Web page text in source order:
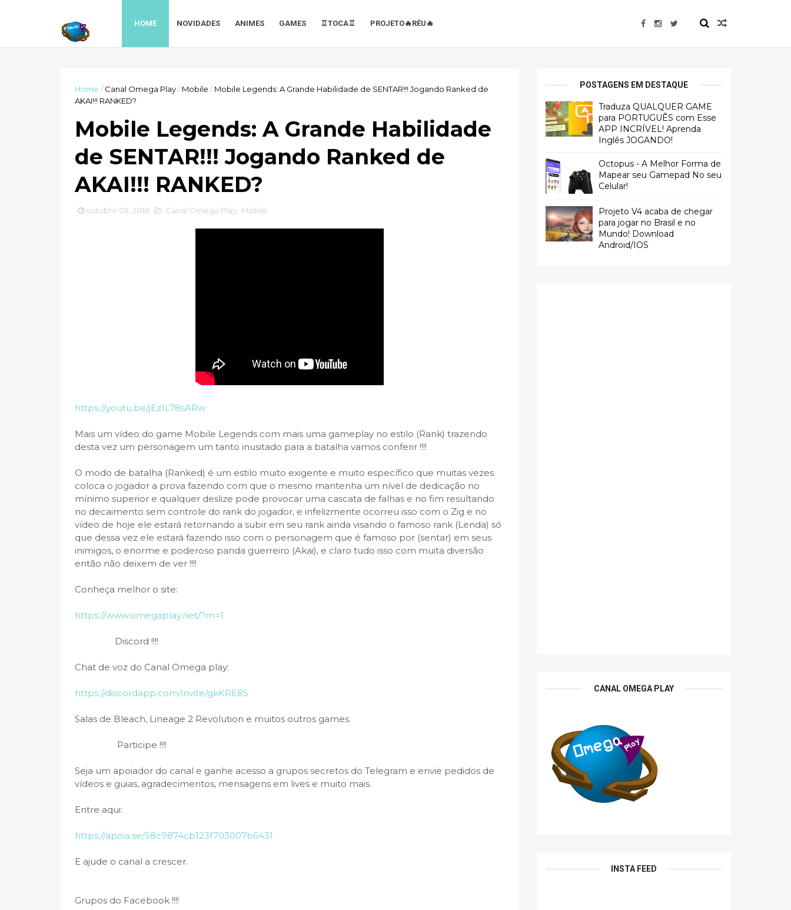
HOME NOVIDADES ANIMES GAMES ♖TOCA♖ PROJETO🔥RÉU🔥
Home / Canal Omega Play/ Mobile / Mobile Legends: A Grande Habilidade de SENTAR!!! Jogando Ranked de
AKAI!!! RANKED?
Mobile Legends: A Grande Habilidade
de SENTAR!!! Jogando Ranked de
AKAI!!! RANKED?
outubro 09, 2018 Canal Omega Play Mobile
https://youtu.be/jEz1L78sARw
Mais um vídeo do game Mobile Legends com mais uma gameplay no estilo (Rank) trazendo
desta vez um personagem um tanto inusitado para a batalha vamos conferir !!!!
O modo de batalha (Ranked) é um estilo muito exigente e muito específico que muitas vezes
coloca o jogador a prova fazendo com que o mesmo mantenha um nível de dedicação no
mínimo superior e qualquer deslize pode provocar uma cascata de falhas e no fim resultando
no decaimento sem controle do rank do jogador, e infelizmente ocorreu isso com o Zig e no
vídeo de hoje ele estará retornando a subir em seu rank ainda visando o famoso rank (Lenda) só
que dessa vez ele estará fazendo isso com o personagem que é famoso por (sentar) em seus
inimigos, o enorme e poderoso panda guerreiro (Akai), e claro tudo isso com muita diversão
então não deixem de ver !!!!
Conheça melhor o site:
https://www.omegaplay.net/?m=1
Discord !!!!
Chat de voz do Canal Omega play:
https://discordapp.com/invite/gkKRE8S
Salas de Bleach, Lineage 2 Revolution e muitos outros games.
Participe !!!!
Seja um apoiador do canal e ganhe acesso a grupos secretos do Telegram e envie pedidos de
vídeos e guias, agradecimentos, mensagens em lives e muito mais.
Entre aqui:
https://apoia.se/58c9874cb123f703007b6431
E ajude o canal a crescer.
Grupos do Facebook !!!!
POSTAGENS EM DESTAQUE
Traduza QUALQUER GAME
para PORTUGUÊS com Esse
APP INCRÍVEL! Aprenda
Inglês JOGANDO!
Octopus - A Melhor Forma de
Mapear seu Gamepad No seu
Celular!
Projeto V4 acaba de chegar
para jogar no Brasil e no
Mundo! Download
Android/IOS
CANAL OMEGA PLAY
INSTA FEED